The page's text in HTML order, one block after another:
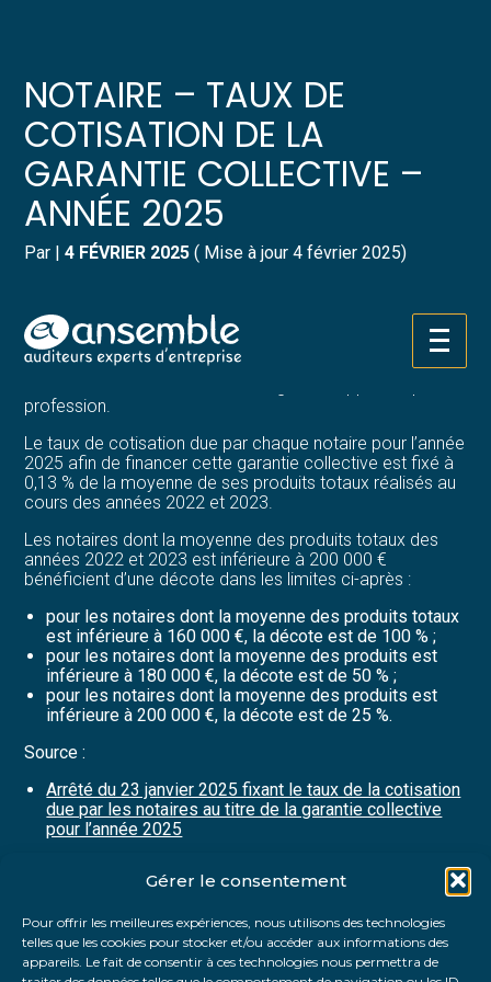
Gérer le consentement
Pour offrir les meilleures expériences, nous utilisons des technologies
telles que les cookies pour stocker et/ou accéder aux informations des
appareils. Le fait de consentir à ces technologies nous permettra de
Aller
au
Gérer votre quotidien
Piloter votre entreprise
Développer votre entreprise
Structurer votre croissance
électronique
Suivre votre comptabilité
Gérer vos ressources humaines
Dématérialiser vos documents
NOTAIRE – TAUX DE
COTISATION DE LA
GARANTIE COLLECTIVE –
ANNÉE 2025
Par |4 FÉVRIER 2025 ( Mise à jour 4 février 2025)
qui prévoit la solidarité entre tous les notaires. En cas de
dommage causé à un client par un notaire, dans
l’exercice de ses fonctions professionnelles, la
profession.
Le taux de cotisation due par chaque notaire pour l’année
2025 afin de financer cette garantie collective est fixé à
0,13 % de la moyenne de ses produits totaux réalisés au
cours des années 2022 et 2023.
Les notaires dont la moyenne des produits totaux des
années 2022 et 2023 est inférieure à 200 000 €
bénéficient d’une décote dans les limites ci-après :
pour les notaires dont la moyenne des produits totaux
est inférieure à 160 000 €, la décote est de 100 % ;
pour les notaires dont la moyenne des produits est
inférieure à 180 000 €, la décote est de 50 % ;
pour les notaires dont la moyenne des produits est
inférieure à 200 000 €, la décote est de 25 %.
Source :
Arrêté du 23 janvier 2025 fixant le taux de la cotisation
due par les notaires au titre de la garantie collective
pour l’année 2025
FaceBook
TwitterLinkedIn